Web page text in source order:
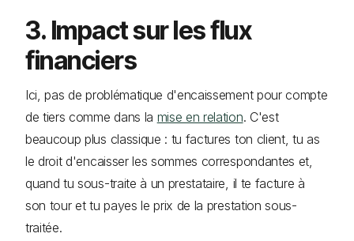
3. Impact sur les flux
financiers
Ici, pas de problématique d'encaissement pour compte
de tiers comme dans la mise en relation. C'est
beaucoup plus classique : tu factures ton client, tu as
le droit d'encaisser les sommes correspondantes et,
quand tu sous-traite à un prestataire, il te facture à
son tour et tu payes le prix de la prestation sous-
traitée.